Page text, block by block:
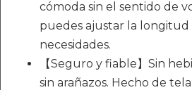
cómoda sin el sentido de
puedes ajustar la longitud
necesidades.
【Seguro y fiable】Sin
sin arañazos. Hecho de